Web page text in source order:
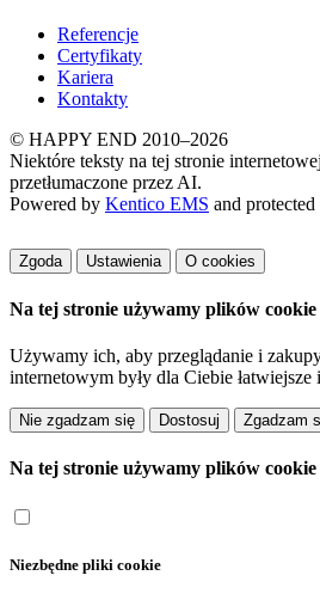
Referencje
Certyfikaty
Kariera
Kontakty
© HAPPY END 2010–2026
Niektóre teksty na tej stronie
przetłumaczone przez AI.
Powered by Kentico EMS and
Zgoda Ustawienia O cookies
Na tej stronie używamy plików cookie
Używamy ich, aby przeglądanie i
internetowym były dla Ciebie łatwiejsze
Dostosuj
Na tej stronie używamy plików cookie
Niezbędne pliki cookie